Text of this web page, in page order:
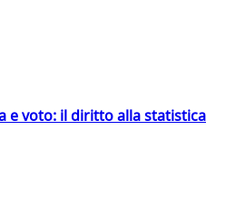
e voto: il diritto alla statistica